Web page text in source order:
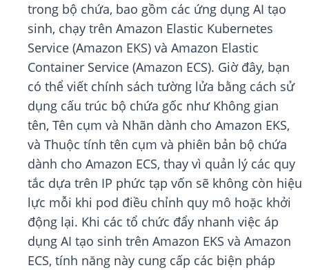
trong bộ chứa, bao gồm các ứng dụng AI tạo
sinh, chạy trên Amazon Elastic Kubernetes
Service (Amazon EKS) và Amazon Elastic
Container Service (Amazon ECS). Giờ đây, bạn
có thể viết chính sách tường lửa bằng cách sử
dụng cấu trúc bộ chứa gốc như Không gian
tên, Tên cụm và Nhãn dành cho Amazon EKS,
và Thuộc tính tên cụm và phiên bản bộ chứa
dành cho Amazon ECS, thay vì quản lý các quy
tắc dựa trên IP phức tạp vốn sẽ không còn hiệu
lực mỗi khi pod điều chỉnh quy mô hoặc khởi
động lại. Khi các tổ chức đẩy nhanh việc áp
dụng AI tạo sinh trên Amazon EKS và Amazon
ECS, tính năng này cung cấp các biện pháp